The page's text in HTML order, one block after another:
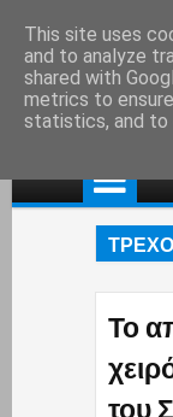
στη Γερμανία
Το
του
This site uses
and to analyze
shared with
metrics to
statistics, and to